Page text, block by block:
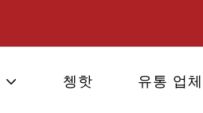
쳉핫 유통 업체